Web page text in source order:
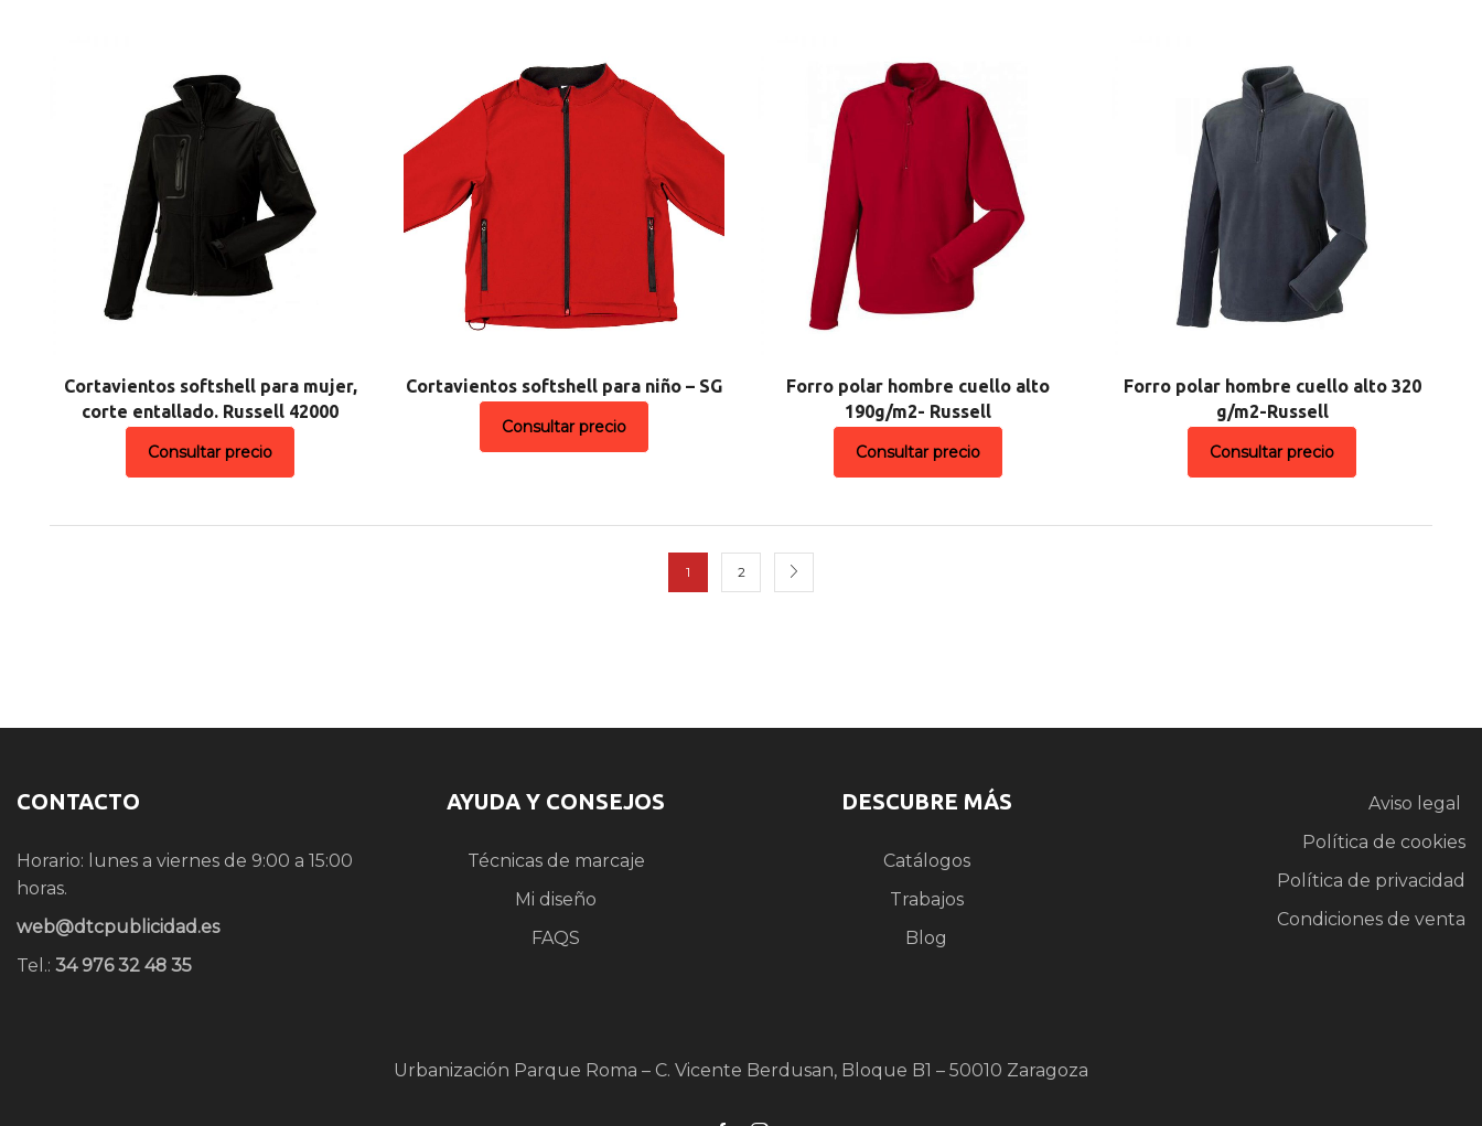
Cortavientos softshell para mujer,
corte entallado. Russell 42000
Consultar precio
Cortavientos softshell para niño – SG
Consultar precio
Forro polar hombre cuello alto
190g/m2- Russell
Consultar precio
Forro polar hombre cuello alto 320
g/m2-Russell
Consultar precio
1 2
CONTACTO
Horario: lunes a viernes de 9:00 a 15:00
horas.
web@dtcpublicidad.es
Tel.: 34 976 32 48 35
AYUDA Y CONSEJOS
Técnicas de marcaje
Mi diseño
FAQS
DESCUBRE MÁS
Catálogos
Trabajos
Blog
Aviso legal
Política de cookies
Política de privacidad
Condiciones de venta
Urbanización Parque Roma – C. Vicente Berdusan, Bloque B1 – 50010 Zaragoza